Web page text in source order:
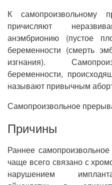
К самопроизвольному
причисляют
анэмбрионию (пустое
беременности (смерть
изгнания).
беременности,
называют привычным
Самопроизвольное
Причины
Раннее
чаще всего связано с
нарушением